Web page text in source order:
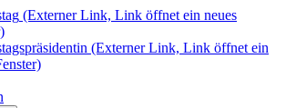
(Externer Link, Link öffnet ein neues
(Externer Link, Link öffnet ein